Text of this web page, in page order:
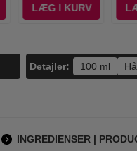
LÆG I KURV
Detajler: 100 ml
INGREDIENSER |